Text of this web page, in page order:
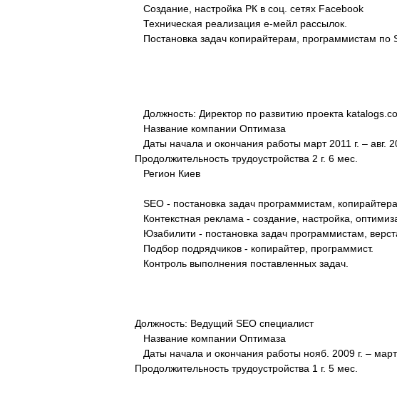
Создание, настройка РК в соц. сетях Facebook
Техническая реализация е-мейл рассылок.
Постановка задач копирайтерам, программистам по
Должность: Директор по развитию проекта
Название компании Оптимаза
Даты начала и окончания работы март 2011 г. – авг.
Продолжительность трудоустройства 2 г. 6 мес.
Регион Киев
SEO - постановка задач программистам,
Контекстная реклама - создание, настройка,
Юзабилити - постановка задач программистам,
Подбор подрядчиков - копирайтер, программист.
Контроль выполнения поставленных задач.
Должность: Ведущий SEO специалист
Название компании Оптимаза
Даты начала и окончания работы нояб. 2009 г. – март
Продолжительность трудоустройства 1 г. 5 мес.